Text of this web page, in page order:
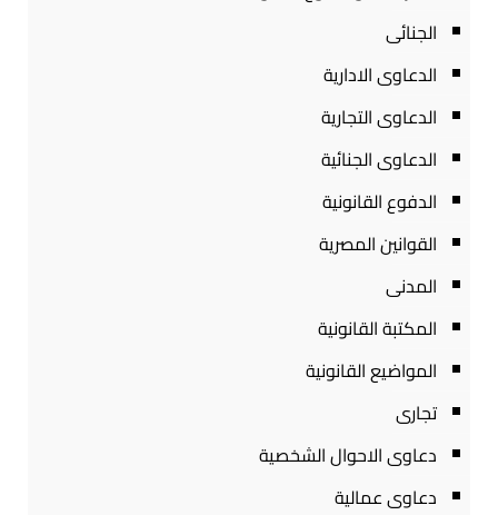
الجنائى
الدعاوى الادارية
الدعاوى التجارية
الدعاوى الجنائية
الدفوع القانونية
القوانين المصرية
المدنى
المكتبة القانونية
المواضيع القانونية
تجارى
دعاوى الاحوال الشخصية
دعاوى عمالية